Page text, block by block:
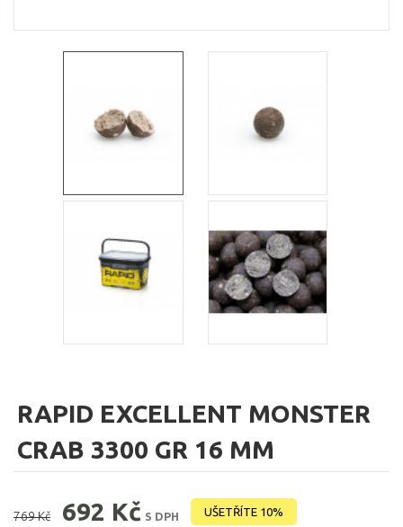
RAPID EXCELLENT MONSTER
CRAB 3300 GR 16 MM
769 Kč 692 Kč S DPH UŠETŘÍTE 10%